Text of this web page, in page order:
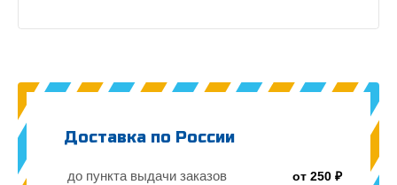
Доставка по России
до пункта выдачи заказов от 250 ₽